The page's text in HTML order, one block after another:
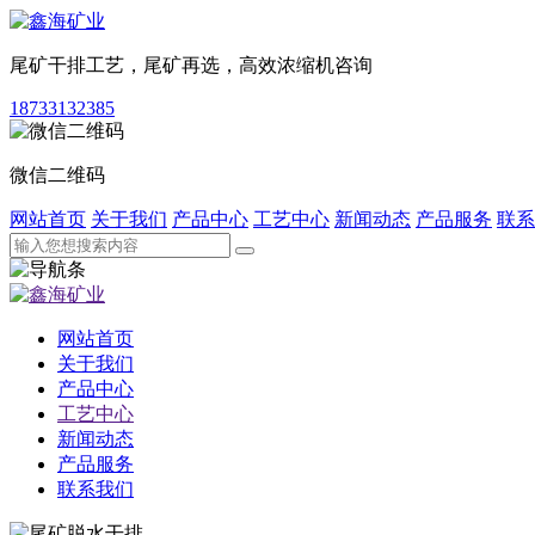
尾矿干排工艺，尾矿再选，高效浓缩机咨询
18733132385
微信二维码
网站首页 关于我们 产品中心 工艺中心 新闻动态 产品服务 联
网站首页
关于我们
产品中心
工艺中心
新闻动态
产品服务
联系我们